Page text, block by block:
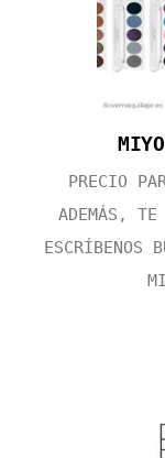
PRECIO
ADEMÁS, TE
ESCRÍBENOS